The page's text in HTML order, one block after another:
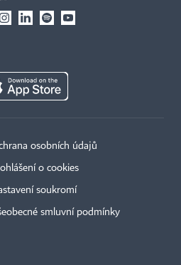
osobních údajů
o cookies
soukromí
smluvní podmínky